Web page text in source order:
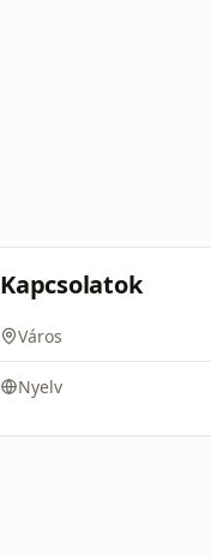
Kapcsolatok
Város
Nyelv